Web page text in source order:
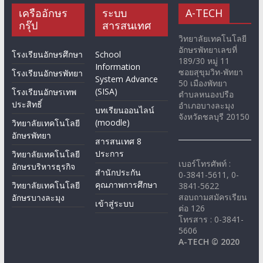
เครืออักษร
กรุ๊ป
โรงเรียนอักษรศึกษา
โรงเรียนอักษรพัทยา
โรงเรียนอักษรเทพ
ประสิทธิ์
วิทยาลัยเทคโนโลยี
อักษรพัทยา
วิทยาลัยเทคโนโลยี
อักษรบริหารธุรกิจ
วิทยาลัยเทคโนโลยี
อักษรบางละมุง
ระบบ
สารสนเทศ
School
Information
System Advance
(SISA)
บทเรียนออนไลน์
(moodle)
สารสนเทศ 8
ประการ
สำนักประกัน
คุณภาพการศึกษา
เข้าสู่ระบบ
A-TECH
วิทยาลัยเทคโนโลยี
อักษรพัทยาเลขที่
189/30 หมู่ 11
ซอยสุขุมวิท-พัทยา
50 เมืองพัทยา
ตำบลหนองปรือ
อำเภอบางละมุง
จังหวัดชลบุรี 20150
เบอร์โทรศัพท์ :
0-3841-5611, 0-
3841-5622
สอบถามสมัครเรียน
ต่อ 126
โทรสาร : 0-3841-
5606
A-TECH © 2020